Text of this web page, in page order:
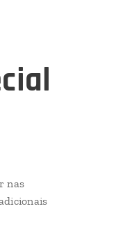
nas